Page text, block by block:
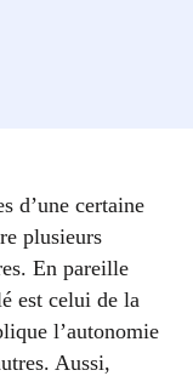
d’une certaine
plusieurs
En pareille
est celui de la
l’autonomie
Aussi,